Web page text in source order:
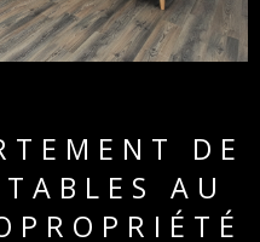
DE
AU